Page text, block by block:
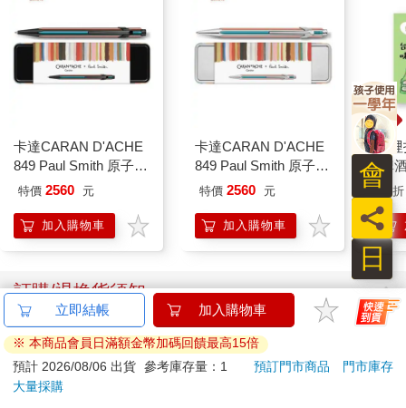
卡達CARAN D'ACHE
849 Paul Smith 原子筆
ED.5 條紋黑
特價 2560 元
加入購物車
卡達CARAN D'ACHE
849 Paul Smith 原子筆
ED.5 條紋銀
特價 2560 元
加入購物車
哩
(啤
88 折
訂購/退換貨須知
加入金石堂 LINE 官方帳號『完成綁定』，隨時掌握出貨動
態：
立即結帳 加入購物車
※ 本商品會員日滿額金幣加碼回饋最高15倍
預計 2026/08/06 出貨 參考庫存量：1 預訂門市商品
門市庫存
大量採購
日
員
會